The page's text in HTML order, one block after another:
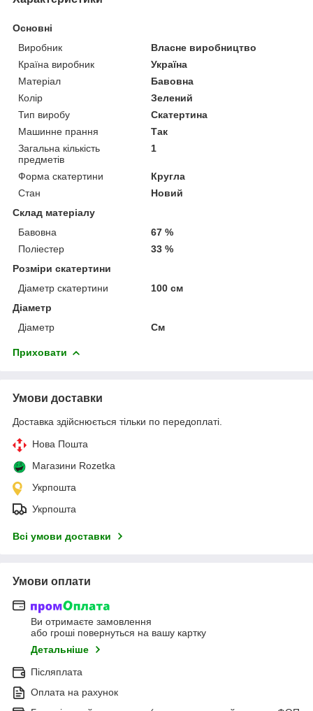
Основні
Виробник
Власне виробництво
Країна виробник
Україна
Матеріал
Бавовна
Колір
Зелений
Тип виробу
Скатертина
Машинне прання
Так
Загальна кількість
предметів
1
Форма скатертини
Кругла
Стан
Новий
Склад матеріалу
Бавовна
67 %
Поліестер
33 %
Розміри скатертини
Діаметр скатертини
100 см
Діаметр
Діаметр
См
Приховати
Умови доставки
Доставка здійснюється тільки по передоплаті.
Нова Пошта
Магазини Rozetka
Укрпошта
Укрпошта
Всі умови доставки
Умови оплати
Ви отримаєте замовлення
або гроші повернуться на вашу картку
Детальніше
Післяплата
Оплата на рахунок